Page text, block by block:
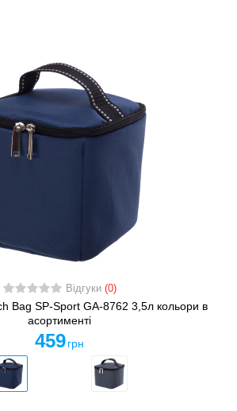
Відгуки (0)
Bag SP-Sport GA-8762 3,5л кольори в
асортименті
459 грн